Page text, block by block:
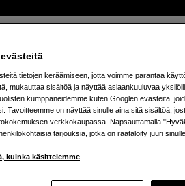
Artikkeli: 1102364
tietojen keräämiseen, jotta voimme parantaa
mukauttaa sisältöä ja näyttää asiaankuuluvaa
kumppaneidemme kuten Googlen evästeitä,
Tavoitteemme on näyttää sinulle aina sitä sisältöä,
verkkokaupassa. Napsauttamalla
tarjouksia, jotka on räätälöity juuri
kuinka käsittelemme